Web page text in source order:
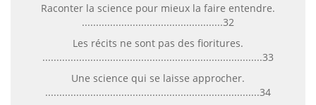
Raconter la science pour mieux la faire entendre.
..................................................32
Les récits ne sont pas des fioritures.
..............................................................................33
Une science qui se laisse approcher.
............................................................................34